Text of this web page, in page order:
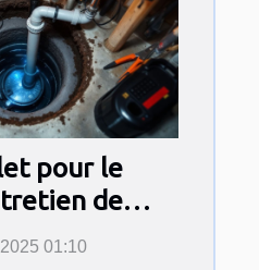
pour le
de
01:10